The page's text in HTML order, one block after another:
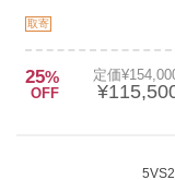
取寄
25%
OFF
定価